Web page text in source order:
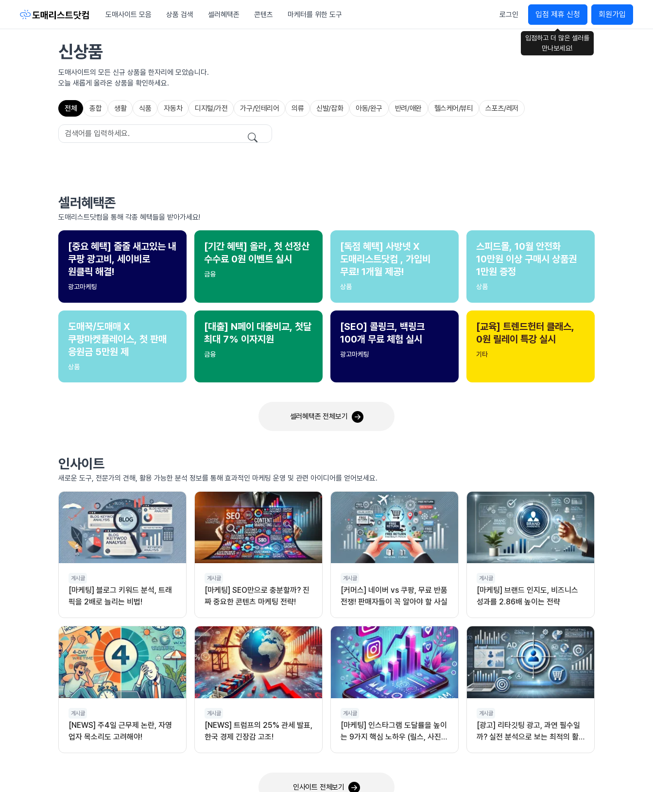
도매사이트 모음 상품 검색 셀러혜택존 콘텐츠 마케터를 위한 도구 로그인 입점 제휴 신청
입점하고 더 많은 셀러를
만나보세요!
회원가입
신상품
도매사이트의 모든 신규 상품을 한자리에 모았습니다.
오늘 새롭게 올라온 상품을 확인하세요.
전체 종합 생활 식품 자동차 디지털/가전 가구/인테리어 의류 신발/잡화 아동/완구 반려/애완 헬스케어/뷰티 스포츠/레저
셀러혜택존
도매리스트닷컴을 통해 각종 혜택들을 받아가세요!
[중요 혜택] 줄줄 새고있는 내
쿠팡 광고비, 세이비로
원클릭 해결!
광고마케팅
[기간 혜택] 올라 , 첫 선정산
수수료 0원 이벤트 실시
금융
[독점 혜택] 사방넷 X
도매리스트닷컴 , 가입비
무료! 1개월 제공!
상품
스피드몰, 10월 안전화
10만원 이상 구매시 상품권
1만원 증정
상품
도매꾹/도매매 X
쿠팡마켓플레이스, 첫 판매
응원금 5만원 제
상품
[대출] N페이 대출비교, 첫달
최대 7% 이자지원
금융
[SEO] 콜링크, 백링크
100개 무료 체험 실시
광고마케팅
[교육] 트렌드헌터 클래스,
0원 릴레이 특강 실시
기타
셀러혜택존 전체보기
인사이트
새로운 도구, 전문가의 견해, 활용 가능한 분석 정보를 통해 효과적인 마케팅 운영 및 관련 아이디어를 얻어보세요.
게시글
[마케팅] 블로그 키워드 분석, 트래
픽을 2배로 늘리는 비법!
게시글
[마케팅] SEO만으로 충분할까? 진
짜 중요한 콘텐츠 마케팅 전략!
게시글
[커머스] 네이버 vs 쿠팡, 무료 반품
전쟁! 판매자들이 꼭 알아야 할 사실
게시글
[마케팅] 브랜드 인지도, 비즈니스
성과를 2.86배 높이는 전략
게시글
[NEWS] 주4일 근무제 논란, 자영
업자 목소리도 고려해야!
게시글
[NEWS] 트럼프의 25% 관세 발표,
한국 경제 긴장감 고조!
게시글
[마케팅] 인스타그램 도달률을 높이
는 9가지 핵심 노하우 (릴스, 사진,
게시글
[광고] 리타깃팅 광고, 과연 필수일
까? 실전 분석으로 보는 최적의 활
인사이트 전체보기